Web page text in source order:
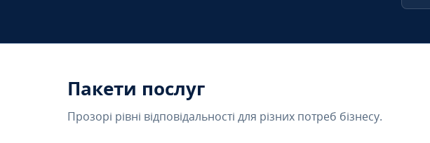
Пакети послуг
Прозорі рівні відповідальності для різних потреб бізнесу.